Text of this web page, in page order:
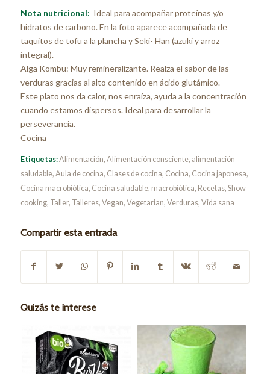
Nota nutricional: Ideal para acompañar proteínas y/o
hidratos de carbono. En la foto aparece acompañada de
taquitos de tofu a la plancha y Seki- Han (azuki y arroz
integral).
Alga Kombu: Muy remineralizante. Realza el sabor de las
verduras gracias al alto contenido en ácido glutámico.
Este plato nos da calor, nos enraíza, ayuda a la concentración
cuando estamos dispersos. Ideal para desarrollar la
perseverancia.
Cocina
Etiquetas:Alimentación, Alimentación consciente, alimentación
saludable, Aula de cocina, Clases de cocina, Cocina, Cocina japonesa,
Cocina macrobiótica, Cocina saludable, macrobiótica, Recetas, Show
cooking, Taller, Talleres, Vegan, Vegetarian, Verduras, Vida sana
Compartir esta entrada
Quizás te interese